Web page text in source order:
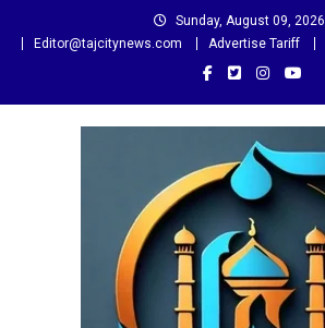
Sunday, August 09, 2026
Editor@tajcitynews.com
Advertise Tariff